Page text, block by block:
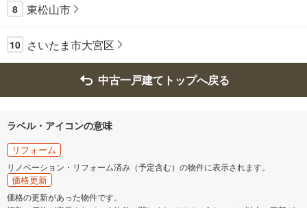
8 東松山市
10 さいたま市大宮区
中古一戸建てトップへ戻る
ラベル・アイコンの意味
リフォーム
リノベーション・リフォーム済み（予定含む）の物件に表示されます。
価格更新
価格の更新があった物件です。